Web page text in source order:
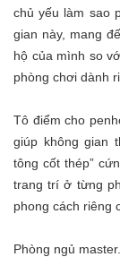
chủ yếu làm sao
gian này, mang
hộ của mình so
phòng chơi dành
Tô điểm cho
giúp không gian
tông cốt thép”
trang trí ở từng
phong cách riêng
Phòng ngủ master.